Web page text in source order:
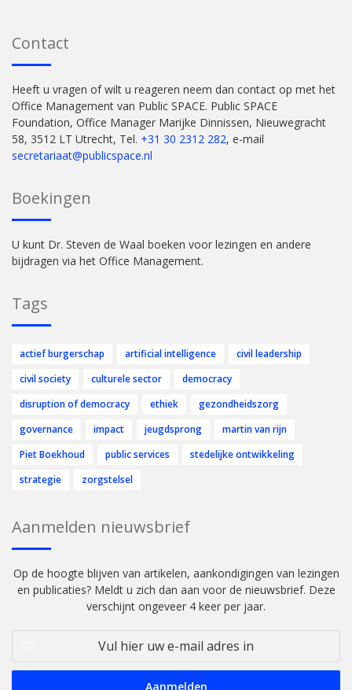
Contact
Heeft u vragen of wilt u reageren neem dan contact op met het
Office Management van Public SPACE. Public SPACE
Foundation, Office Manager Marijke Dinnissen, Nieuwegracht
58, 3512 LT Utrecht, Tel. +31 30 2312 282, e-mail
secretariaat@publicspace.nl
Boekingen
U kunt Dr. Steven de Waal boeken voor lezingen en andere
bijdragen via het Office Management.
Tags
actief burgerschap artificial intelligence
civil leadership
civil society
culturele sector
democracy
disruption of democracy
ethiek
gezondheidszorg
governance
impact jeugdsprong
martin van rijn
Piet Boekhoud
public services
stedelijke ontwikkeling
strategie
zorgstelsel
Aanmelden nieuwsbrief
Op de hoogte blijven van artikelen, aankondigingen van lezingen
en publicaties? Meldt u zich dan aan voor de nieuwsbrief. Deze
verschijnt ongeveer 4 keer per jaar.
uw